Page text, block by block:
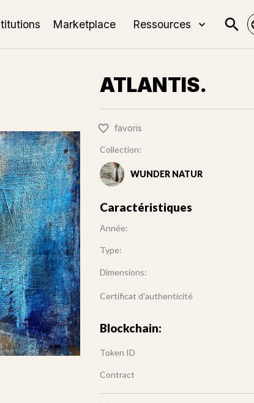
Marketplace Ressources
ATLANTIS.
favoris
Collection:
WUNDER NATUR
Caractéristiques
Année:
Type:
Dimensions:
Certificat d'authenticité
Blockchain:
Token ID
Contract